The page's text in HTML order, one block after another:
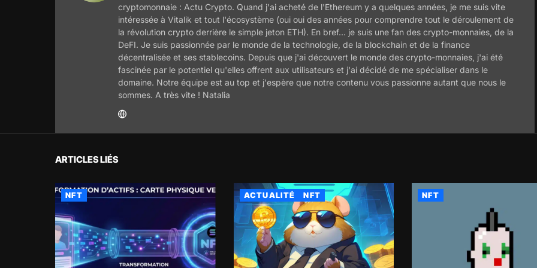
cryptomonnaie : Actu Crypto. Quand j'ai acheté de l'Ethereum y a quelques années, je me suis vite
intéressée à Vitalik et tout l'écosystème (oui oui des années pour comprendre tout le déroulement de
la révolution crypto derrière le simple jeton ETH). En bref... je suis une fan des crypto-monnaies, de la
DeFI. Je suis passionnée par le monde de la technologie, de la blockchain et de la finance
décentralisée et ses stablecoins. Depuis que j'ai découvert le monde des crypto-monnaies, j'ai été
fascinée par le potentiel qu'elles offrent aux utilisateurs et j'ai décidé de me spécialiser dans le
domaine. Notre équipe est au top et j'espère que notre contenu vous passionne autant que nous le
sommes. A très vite ! Natalia
ARTICLES LIÉS
NFT ACTUALITÉ NFT NFT